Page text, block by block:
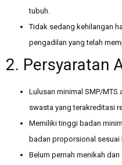
tubuh.
Tidak sedang kehilangan
pengadilan yang telah
2. Persyaratan
Lulusan minimal SMP/MTS
swasta yang terakreditasi
Memiliki tinggi badan
badan proporsional sesuai
Belum pernah menikah